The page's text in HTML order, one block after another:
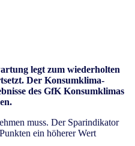
legt zum wiederholten
Der Konsumklima-
des GfK Konsumklimas
muss. Der Sparindikator
ein höherer Wert